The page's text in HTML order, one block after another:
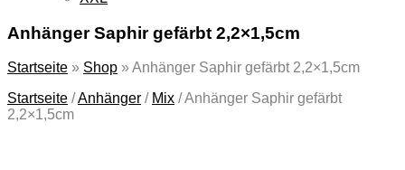
Anhänger Saphir gefärbt 2,2×1,5cm
Startseite » Shop »Anhänger Saphir gefärbt 2,2×1,5cm
Startseite /Anhänger / Mix /Anhänger Saphir gefärbt
2,2×1,5cm